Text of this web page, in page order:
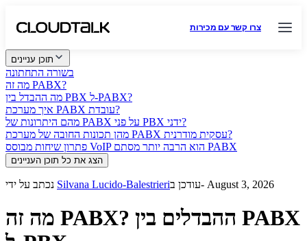
צרו קשר עם מכירות
תוכן עניינים
בשורה התחתונה
מה זה PABX?
מה ההבדל בין PBX ל-PABX?
איך מערכת PABX עובדת?
מהם היתרונות של PABX על פני PBX ידני?
מהן תכונות החובה של מערכת PABX עסקית מודרנית?
פתרון שיחות מבוסס VoIP הוא הרבה יותר מסתם PABX
הצג את כל תוכן העניינים
Silvana Lucido-Balestrieri עודכן ב- August 3, 2026
מה זה PABX? ההבדלים בין PABX